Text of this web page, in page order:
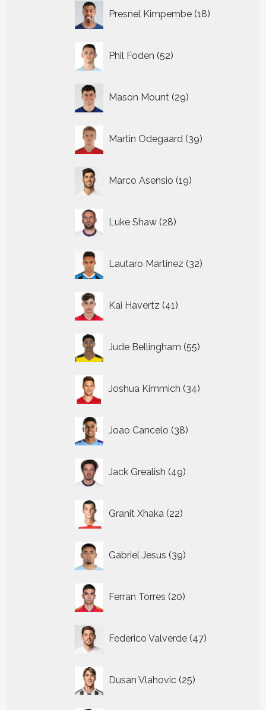
Presnel Kimpembe 18
producten
Phil Foden 52
producten
Mason Mount 29
producten
Martin Odegaard 39
producten
Marco Asensio 19
producten
Luke Shaw 28
producten
Lautaro Martinez 32
producten
Kai Havertz 41
producten
Jude Bellingham 55
producten
Joshua Kimmich 34
producten
Joao Cancelo 38
producten
Jack Grealish 49
producten
Granit Xhaka 22
producten
Gabriel Jesus 39
producten
Ferran Torres 20
producten
Federico Valverde 47
producten
Dusan Vlahovic 25
producten